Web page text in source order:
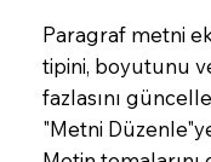
Paragraf metni
tipini, boyutunu
fazlasını
"Metni